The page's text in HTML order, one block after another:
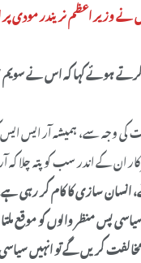
کی وجہ سے، ہمیشہ آر ایس
ان کے اندر سب کو پتہ چلا کہ
انسان سازی کا کام کر
پس منظر والوں کو
کریں گے تو انہیں سیاسی